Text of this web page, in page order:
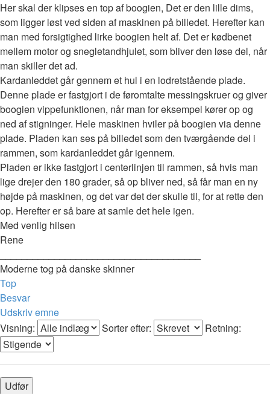
Her skal der klipses en top af boogien, Det er den lille dims,
som ligger løst ved siden af maskinen på billedet. Herefter kan
man med forsigtighed lirke boogien helt af. Det er kødbenet
mellem motor og snegletandhjulet, som bliver den løse del, når
man skiller det ad.
Kardanleddet går gennem et hul i en lodretstående plade.
Denne plade er fastgjort i de føromtalte messingskruer og giver
boogien vippefunktionen, når man for eksempel kører op og
ned af stigninger. Hele maskinen hviler på boogien via denne
plade. Pladen kan ses på billedet som den tværgående del i
rammen, som kardanleddet går igennem.
Pladen er ikke fastgjort i centerlinjen til rammen, så hvis man
lige drejer den 180 grader, så op bliver ned, så får man en ny
højde på maskinen, og det var det der skulle til, for at rette den
op. Herefter er så bare at samle det hele igen.
Med venlig hilsen
Rene
Moderne tog på danske skinner
Top
Besvar
Udskriv emne
Visning:
Sorter efter: Retning: